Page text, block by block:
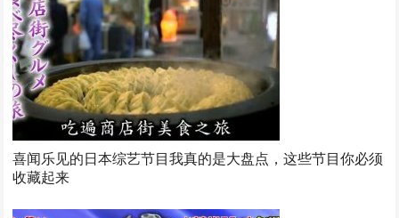
喜闻乐见的日本综艺节目我真的是大盘点，这些节目你必须
收藏起来